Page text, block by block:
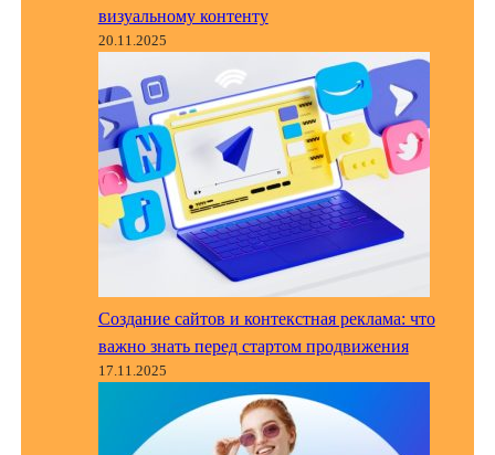
визуальному контенту
20.11.2025
Создание сайтов и контекстная реклама: что
важно знать перед стартом продвижения
17.11.2025